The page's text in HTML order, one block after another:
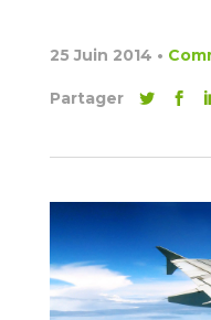
25 Juin 2014 •
Partager